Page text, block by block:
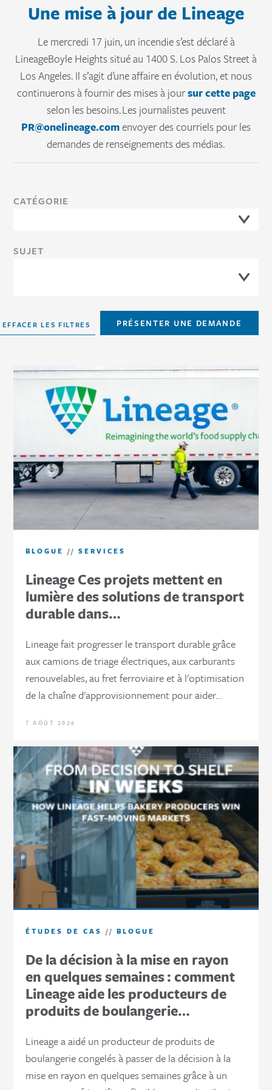
Apporte visibilité et contrôle
à la chaîne du froid
Lineage Link® Offre une visibilité en temps
réel sur l’inventaire, les commandes et les
expéditions, aidant les équipes à améliorer
la coordination et le contrôle.
LIRE
Une mise à jour de Lineage
Le mercredi 17 juin, un incendie s’est déclaré à
LineageBoyle Heights situé au 1400 S. Los Palos Street à
Los Angeles. Il s’agit d’une affaire en évolution, et nous
continuerons à fournir des mises à joursur cette page
selon les besoins. Les journalistes peuvent
PR@onelineage.comenvoyer des courriels pour les
demandes de renseignements des médias.
CATÉGORIE
SUJET
BLOGUE //SERVICES
Lineage Ces projets mettent en
lumière des solutions de transport
durable dans…
Lineage fait progresser le transport durable grâce
aux camions de triage électriques, aux carburants
renouvelables, au fret ferroviaire et à l'optimisation
de la chaîne d'approvisionnement pour aider…
7 AOÛT 2026
ÉTUDES DE CAS //BLOGUE
De la décision à la mise en rayon
en quelques semaines : comment
Lineage aide les producteurs de
produits de boulangerie…
Lineage a aidé un producteur de produits de
boulangerie congelés à passer de la décision à la
mise en rayon en quelques semaines grâce à un